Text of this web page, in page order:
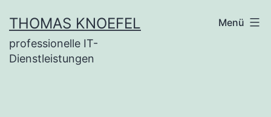
Inhalt
springen
THOMAS KNOEFEL
professionelle IT-
Dienstleistungen
Menü